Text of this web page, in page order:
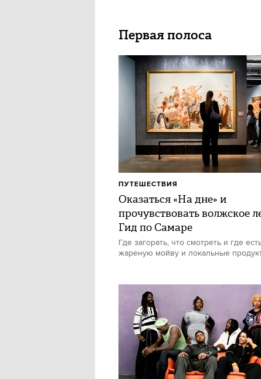
Первая полоса
Оказаться «На дне» и
прочувствовать волжское
Гид по Самаре
Где загорать, что смотреть и где
жареную мойву и локальные
ПУТЕШЕСТВИЯ